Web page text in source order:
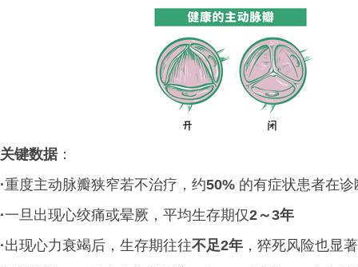
关键数据：
·重度主动脉瓣狭窄若不治疗，约50% 的有症状患者在诊
·一旦出现心绞痛或晕厥，平均生存期仅2～3年
·出现心力衰竭后，生存期往往不足2年 ，猝死风险也显